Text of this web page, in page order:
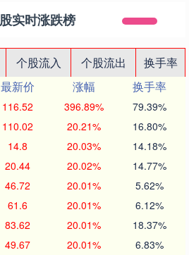
实时涨跌榜
个股流入 个股流出
换手率
最新价 涨幅
换手率
116.52 396.89% 79.39%
110.02 20.21% 16.80%
14.8 20.03% 14.18%
20.44 20.02% 14.77%
46.72 20.01% 5.62%
61.6 20.01% 6.12%
83.62 20.01% 18.37%
49.67 20.01% 6.83%